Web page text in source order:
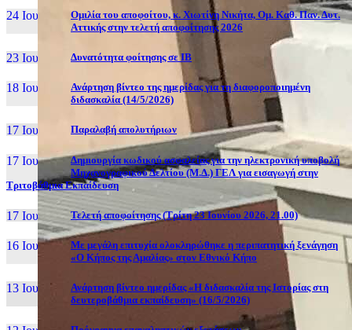
24 Ιουν, 26
Ομιλία του αποφοίτου, κ. Χιωτίνη Νικήτα, Ομ. Καθ. Παν. Δυτ.
Αττικής στην τελετή αποφοίτησης 2026
23 Ιουν, 26 Δυνατότητα φοίτησης σε ΙΒ
18 Ιουν, 26
Ανάρτηση βίντεο της ημερίδας για τη διαφοροποιημένη
διδασκαλία (14/5/2026)
17 Ιουν, 26 Παραλαβή απολυτήριων
17 Ιουν, 26
Δημιουργία κωδικού ασφαλείας για την ηλεκτρονική υποβολή
Μηχανογραφικού Δελτίου (Μ.Δ.) ΓΕΛ για εισαγωγή στην
Τριτοβάθμια Εκπαίδευση
17 Ιουν, 26 Τελετή αποφοίτησης (Τρίτη 23 Ιουνίου 2026, 21.00)
16 Ιουν, 26
Με μεγάλη επιτυχία ολοκληρώθηκε η περιπατητική ξενάγηση
«Ο Κήπος της Αμαλίας» στον Εθνικό Κήπο
13 Ιουν, 26
Ανάρτηση βίντεο ημερίδας «Η διδασκαλία της Ιστορίας στη
δευτεροβάθμια εκπαίδευση» (16/5/2026)